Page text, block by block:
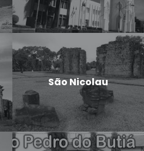
São Nicolau